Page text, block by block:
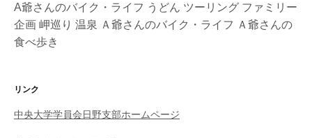
A爺さんのバイク・ライフ うどん ツーリング ファミリー
企画 岬巡り 温泉 Ａ爺さんのバイク・ライフ Ａ爺さんの
食べ歩き
リンク
中央大学学員会日野支部ホームページ